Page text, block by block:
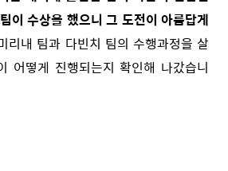
이 수상을 했으니 그 도전이 아름답게
리내 팀과 다빈치 팀의 수행과정을 살
어떻게 진행되는지 확인해 나갔습니